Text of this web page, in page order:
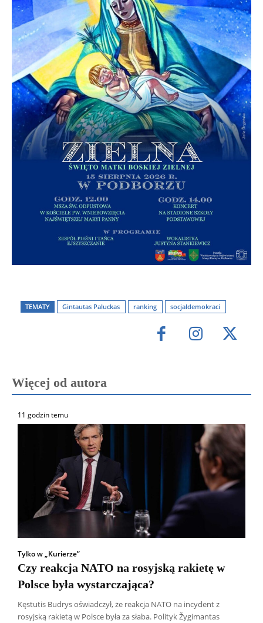
TEMATY Gintautas Paluckas ranking socjaldemokraci
Więcej od autora
11 godzin temu
Tylko w „Kurierze”
Czy reakcja NATO na rosyjską rakietę w
Polsce była wystarczająca?
Kęstutis Budrys oświadczył, że reakcja NATO na incydent z
rosyjską rakietą w Polsce była za słaba. Polityk Žygimantas